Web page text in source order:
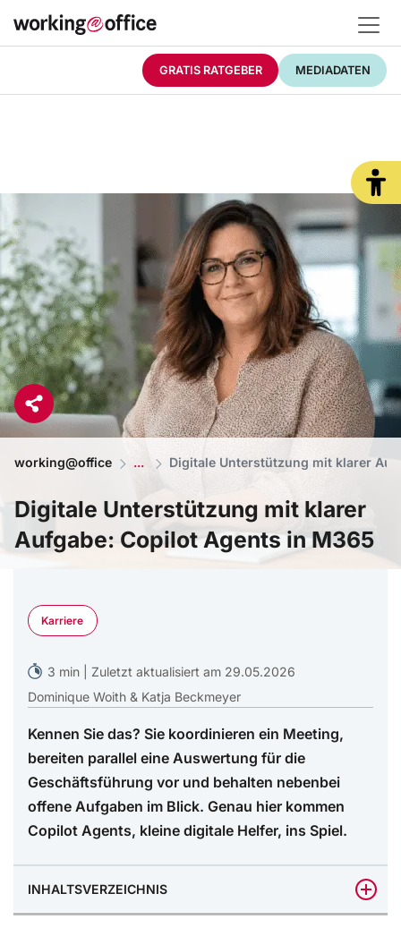
GRATIS RATGEBER MEDIADATEN
working@office Digitale Unterstützung mit klarer
Digitale Unterstützung mit klarer
Aufgabe: Copilot Agents in M365
Karriere
3 min | Zuletzt aktualisiert am 29.05.2026
Dominique Woith & Katja Beckmeyer
Kennen Sie das? Sie koordinieren ein Meeting,
bereiten parallel eine Auswertung für die
Geschäftsführung vor und behalten nebenbei
offene Aufgaben im Blick. Genau hier kommen
Copilot Agents, kleine digitale Helfer, ins Spiel.
INHALTSVERZEICHNIS